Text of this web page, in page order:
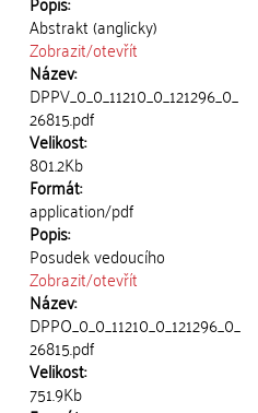
Abstrakt (anglicky)
Zobrazit/otevřít
Název:
DPPV_0_0_11210_0_121296_0_
26815.pdf
Velikost:
801.2Kb
Formát:
application/pdf
Popis:
Posudek vedoucího
Zobrazit/otevřít
Název:
DPPO_0_0_11210_0_121296_0_
26815.pdf
Velikost:
751.9Kb